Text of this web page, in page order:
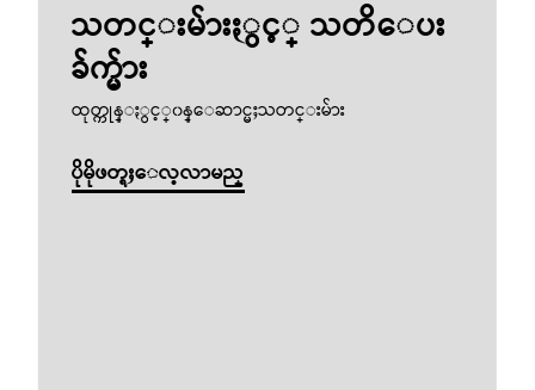
သတင္းမ်ားႏွင့္ သတိေပး
ခ်က္မ်ား
ထုတ္ကုန္ႏွင့္၀န္ေဆာင္မႈသတင္းမ်ား
ပိုမိုဖတ္ရႈေလ့လာမည္